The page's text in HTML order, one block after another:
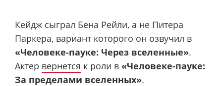
Кейдж сыграл Бена Рейли, а не Питера
Паркера, вариант которого он озвучил в
«Человеке-пауке: Через вселенные».
Актер вернется к роли в «Человеке-пауке:
За пределами вселенных».